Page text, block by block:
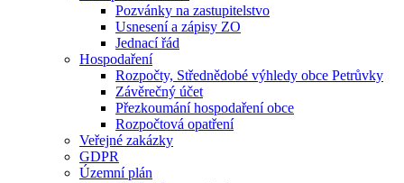
Pozvánky na zastupitelstvo
Usnesení a zápisy ZO
Jednací řád
Hospodaření
Rozpočty, Střednědobé výhledy obce Petrůvky
Závěrečný účet
Přezkoumání hospodaření obce
Rozpočtová opatření
Veřejné zakázky
GDPR
Územní plán